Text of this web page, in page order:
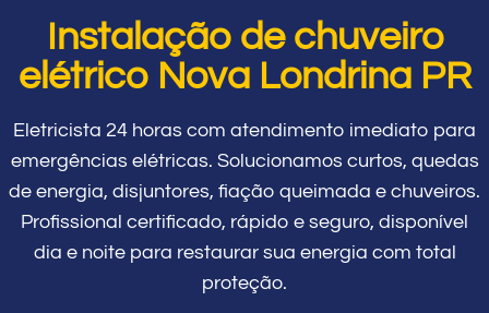
Instalação de chuveiro
elétrico Nova Londrina PR
Eletricista 24 horas com atendimento imediato para
emergências elétricas. Solucionamos curtos, quedas
de energia, disjuntores, fiação queimada e chuveiros.
Profissional certificado, rápido e seguro, disponível
dia e noite para restaurar sua energia com total
proteção.